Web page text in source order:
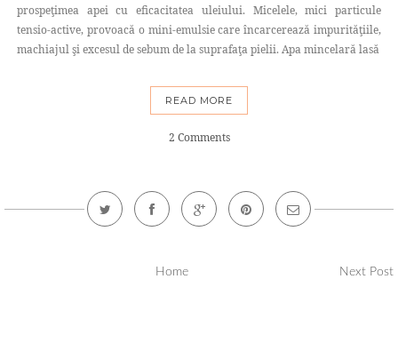
prospeţimea apei cu eficacitatea uleiului. Micelele, mici particule
tensio-active, provoacă o mini-emulsie care încarcerează impurităţiile,
machiajul şi excesul de sebum de la suprafaţa pielii. Apa mincelară lasă
READ MORE
2 Comments
Home Next Post